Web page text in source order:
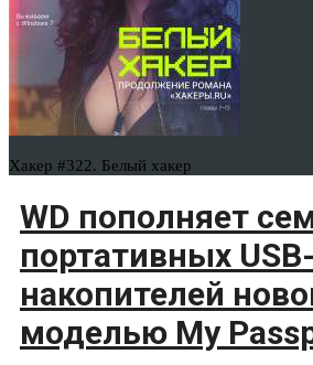
Хакер #322. Белый хакер
WD пополняет
портативных USB-
накопителей
моделью My